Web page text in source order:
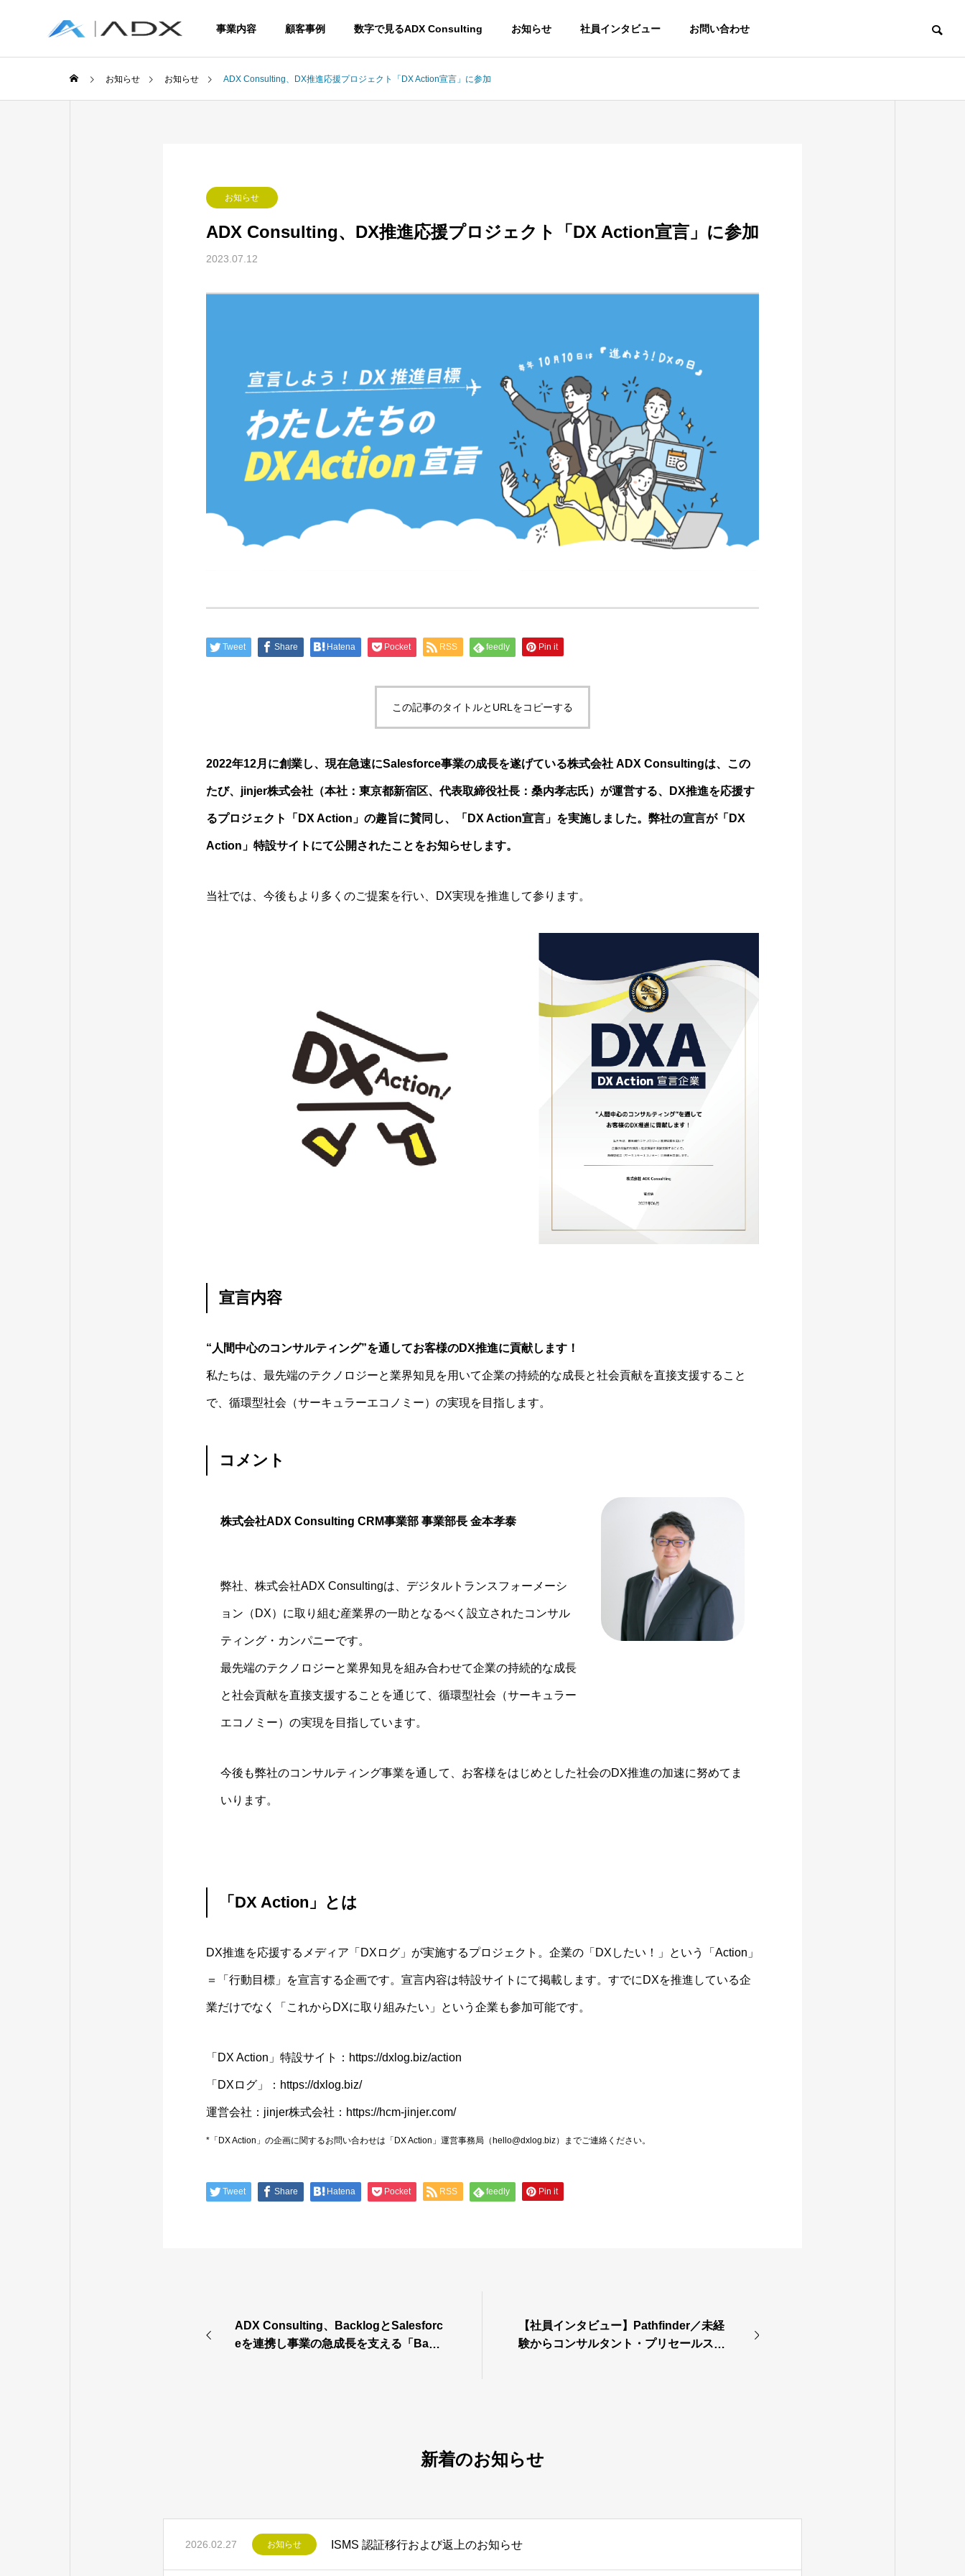
事業内容 顧客事例 数字で見るADX Consulting お知らせ 社員インタビュー お問い合わせ
Enterprise
Customer
お知らせ お知らせ ADX Consulting、DX推進応援プロジェクト「DX Action宣言」に参加
お知らせ
ADX Consulting、DX推進応援プロジェクト「DX Action宣言」に参加
2023.07.12
Tweet Share Hatena Pocket RSS feedly Pin it
この記事のタイトルとURLをコピーする
2022年12月に創業し、現在急速にSalesforce事業の成長を遂げている株式会社 ADX Consultingは、この
たび、jinjer株式会社（本社：東京都新宿区、代表取締役社長：桑内孝志氏）が運営する、DX推進を応援す
るプロジェクト「DX Action」の趣旨に賛同し、「DX Action宣言」を実施しました。弊社の宣言が「DX
Action」特設サイトにて公開されたことをお知らせします。
当社では、今後もより多くのご提案を行い、DX実現を推進して参ります。
宣言内容
“人間中心のコンサルティング”を通してお客様のDX推進に貢献します！
私たちは、最先端のテクノロジーと業界知見を用いて企業の持続的な成長と社会貢献を直接支援すること
で、循環型社会（サーキュラーエコノミー）の実現を目指します。
コメント
株式会社ADX Consulting CRM事業部 事業部長 金本孝泰
弊社、株式会社ADX Consultingは、デジタルトランスフォーメーシ
ョン（DX）に取り組む産業界の一助となるべく設立されたコンサル
ティング・カンパニーです。
最先端のテクノロジーと業界知見を組み合わせて企業の持続的な成長
と社会貢献を直接支援することを通じて、循環型社会（サーキュラー
エコノミー）の実現を目指しています。
今後も弊社のコンサルティング事業を通して、お客様をはじめとした社会のDX推進の加速に努めてま
いります。
「DX Action」とは
DX推進を応援するメディア「DXログ」が実施するプロジェクト。企業の「DXしたい！」という「Action」
＝「行動目標」を宣言する企画です。宣言内容は特設サイトにて掲載します。すでにDXを推進している企
業だけでなく「これからDXに取り組みたい」という企業も参加可能です。
「DX Action」特設サイト： https://dxlog.biz/action
「DXログ」： https://dxlog.biz/
運営会社：jinjer株式会社： https://hcm-jinjer.com/
*「DX Action」の企画に関するお問い合わせは「DX Action」運営事務局（hello@dxlog.biz）までご連絡ください。
Tweet Share Hatena Pocket RSS feedly Pin it
ADX Consulting、BacklogとSalesforc
eを連携し事業の急成長を支える「Backl
【社員インタビュー】Pathfinder／未経
験からコンサルタント・プリセールスに
新着のお知らせ
2026.02.27 お知らせ ISMS 認証移行および返上のお知らせ